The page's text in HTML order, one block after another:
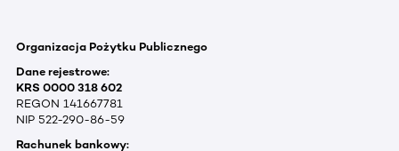
Organizacja Pożytku Publicznego
Dane rejestrowe:
KRS 0000 318 602
REGON 141667781
NIP 522-290-86-59
Rachunek bankowy: